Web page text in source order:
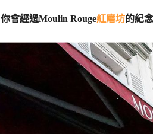
你會經過Moulin Rouge紅磨坊的紀